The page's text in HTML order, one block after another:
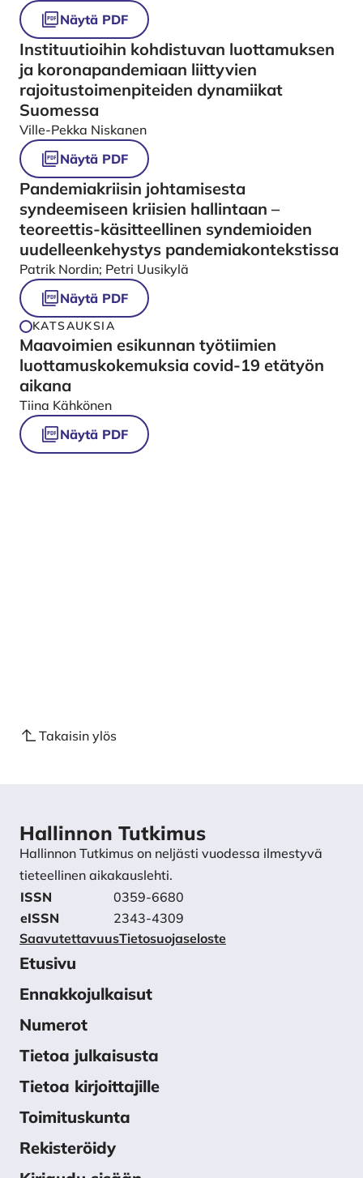
Näytä PDF
Instituutioihin kohdistuvan luottamuksen
ja koronapandemiaan liittyvien
rajoitustoimenpiteiden dynamiikat
Suomessa
Ville-Pekka Niskanen
Näytä PDF
Pandemiakriisin johtamisesta
syndeemiseen kriisien hallintaan –
teoreettis-käsitteellinen syndemioiden
uudelleenkehystys pandemiakontekstissa
Patrik Nordin; Petri Uusikylä
Näytä PDF
KATSAUKSIA
Maavoimien esikunnan työtiimien
luottamuskokemuksia covid-19 etätyön
aikana
Tiina Kähkönen
Näytä PDF
Takaisin ylös
Hallinnon Tutkimus
Hallinnon Tutkimus on neljästi vuodessa ilmestyvä
tieteellinen aikakauslehti.
ISSN
0359-6680
eISSN
2343-4309
SaavutettavuusTietosuojaseloste
Etusivu
Ennakkojulkaisut
Numerot
Tietoa julkaisusta
Tietoa kirjoittajille
Toimituskunta
Rekisteröidy